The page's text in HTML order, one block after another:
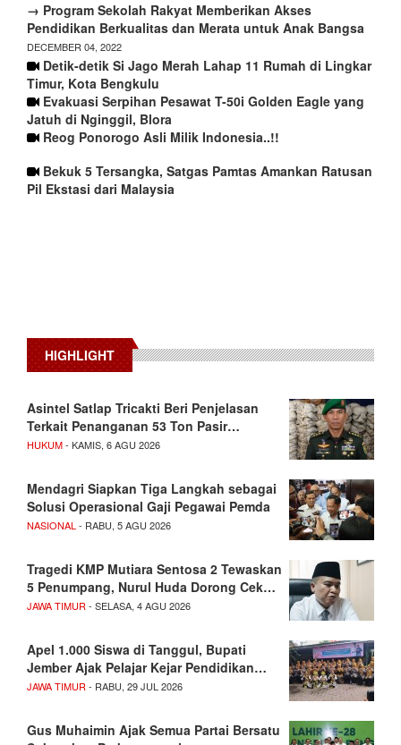
→ Program Sekolah Rakyat Memberikan Akses
Pendidikan Berkualitas dan Merata untuk Anak Bangsa
DECEMBER 04, 2022
Detik-detik Si Jago Merah Lahap 11 Rumah di Lingkar
Timur, Kota Bengkulu
Evakuasi Serpihan Pesawat T-50i Golden Eagle yang
Jatuh di Nginggil, Blora
Reog Ponorogo Asli Milik Indonesia..!!
Bekuk 5 Tersangka, Satgas Pamtas Amankan Ratusan
Pil Ekstasi dari Malaysia
HIGHLIGHT
Asintel Satlap Tricakti Beri Penjelasan
Terkait Penanganan 53 Ton Pasir…
HUKUM- KAMIS, 6 AGU 2026
Mendagri Siapkan Tiga Langkah sebagai
Solusi Operasional Gaji Pegawai Pemda
NASIONAL - RABU, 5 AGU 2026
Tragedi KMP Mutiara Sentosa 2 Tewaskan
5 Penumpang, Nurul Huda Dorong Cek…
JAWA TIMUR - SELASA, 4 AGU 2026
Apel 1.000 Siswa di Tanggul, Bupati
Jember Ajak Pelajar Kejar Pendidikan…
JAWA TIMUR - RABU, 29 JUL 2026
Gus Muhaimin Ajak Semua Partai Bersatu